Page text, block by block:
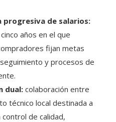
progresiva de salarios:
años en el que
fijan metas
y procesos de
dual:colaboración entre
técnico local destinada a
de calidad,